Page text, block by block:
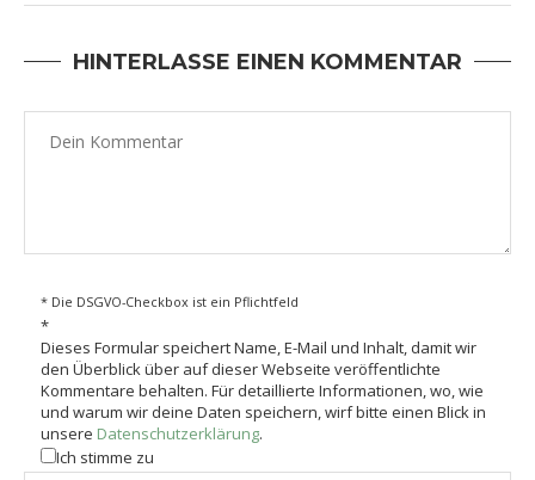
HINTERLASSE EINEN KOMMENTAR
* Die DSGVO-Checkbox ist ein Pflichtfeld
*
Dieses Formular speichert Name, E-Mail und Inhalt, damit wir
den Überblick über auf dieser Webseite veröffentlichte
Kommentare behalten. Für detaillierte Informationen, wo, wie
und warum wir deine Daten speichern, wirf bitte einen Blick in
unsere Datenschutzerklärung.
Ich stimme zu